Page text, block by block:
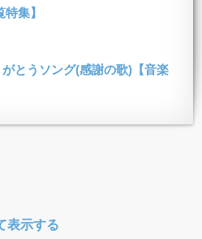
集】
とうソング(感謝の歌)【音楽
表示する